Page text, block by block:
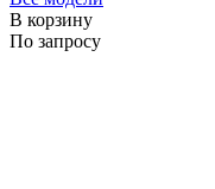
В корзину
По запросу